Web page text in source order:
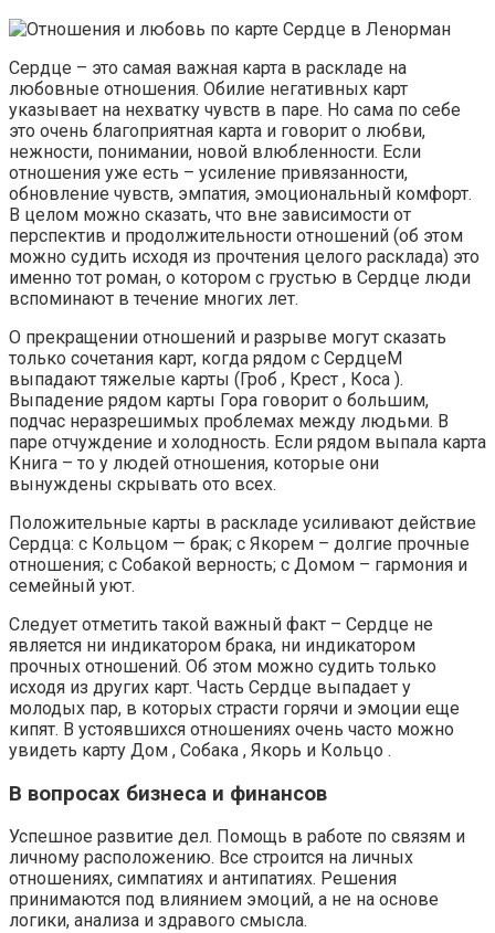
Сердце – это самая важная карта в раскладе на
любовные отношения. Обилие негативных карт
указывает на нехватку чувств в паре. Но сама по себе
это очень благоприятная карта и говорит о любви,
нежности, понимании, новой влюбленности. Если
отношения уже есть – усиление привязанности,
обновление чувств, эмпатия, эмоциональный комфорт.
В целом можно сказать, что вне зависимости от
перспектив и продолжительности отношений (об этом
можно судить исходя из прочтения целого расклада) это
именно тот роман, о котором с грустью в Сердце люди
вспоминают в течение многих лет.
О прекращении отношений и разрыве могут сказать
только сочетания карт, когда рядом с СердцеМ
выпадают тяжелые карты (Гроб , Крест , Коса ).
Выпадение рядом карты Гора говорит о большим,
подчас неразрешимых проблемах между людьми. В
паре отчуждение и холодность. Если рядом выпала карта
Книга – то у людей отношения, которые они
вынуждены скрывать ото всех.
Положительные карты в раскладе усиливают действие
Сердца: с Кольцом — брак; с Якорем – долгие прочные
отношения; с Собакой верность; с Домом – гармония и
семейный уют.
Следует отметить такой важный факт – Сердце не
является ни индикатором брака, ни индикатором
прочных отношений. Об этом можно судить только
исходя из других карт. Часть Сердце выпадает у
молодых пар, в которых страсти горячи и эмоции еще
кипят. В устоявшихся отношениях очень часто можно
увидеть карту Дом , Собака , Якорь и Кольцо .
В вопросах бизнеса и финансов
Успешное развитие дел. Помощь в работе по связям и
личному расположению. Все строится на личных
отношениях, симпатиях и антипатиях. Решения
принимаются под влиянием эмоций, а не на основе
логики, анализа и здравого смысла.